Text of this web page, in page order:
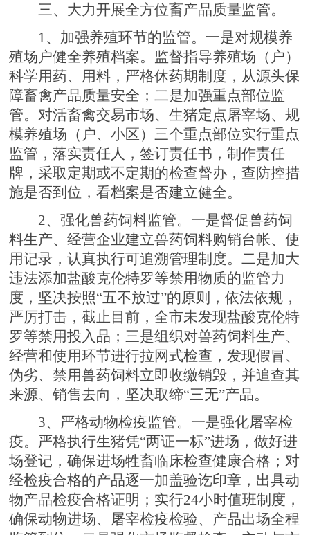
三、大力开展全方位畜产品质量监管。
1、加强养殖环节的监管。一是对规模养
殖场户健全养殖档案。监督指导养殖场（户）
科学用药、用料，严格休药期制度，从源头保
障畜禽产品质量安全；二是加强重点部位监
管。对活畜禽交易市场、生猪定点屠宰场、规
模养殖场（户、小区）三个重点部位实行重点
监管，落实责任人，签订责任书，制作责任
牌，采取定期或不定期的检查督办，查防控措
施是否到位，看档案是否建立健全。
2、强化兽药饲料监管。一是督促兽药饲
料生产、经营企业建立兽药饲料购销台帐、使
用记录，认真执行可追溯管理制度。二是加大
违法添加盐酸克伦特罗等禁用物质的监管力
度，坚决按照“五不放过”的原则，依法依规，
严厉打击，截止目前，全市未发现盐酸克伦特
罗等禁用投入品；三是组织对兽药饲料生产、
经营和使用环节进行拉网式检查，发现假冒、
伪劣、禁用兽药饲料立即收缴销毁，并追查其
来源、销售去向，坚决取缔“三无”产品。
3、严格动物检疫监管。一是强化屠宰检
疫。严格执行生猪凭“两证一标”进场，做好进
场登记，确保进场牲畜临床检查健康合格；对
经检疫合格的产品逐一加盖验讫印章，出具动
物产品检疫合格证明；实行24小时值班制度，
确保动物进场、屠宰检疫检验、产品出场全程